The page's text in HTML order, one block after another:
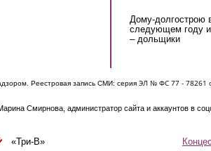
Дому-долгострою
следующем году
– дольщики
Реестровая запись СМИ: серия ЭЛ № ФС 77 - 78261
Смирнова, администратор сайта и аккаунтов в
«Три-В»